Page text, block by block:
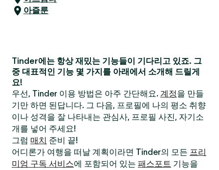
아즐룬
Tinder에는 항상 재밌는 기능들이 기다리고 있죠. 그
중 대표적인 기능 몇 가지를 아래에서 소개해 드릴게
요!
우선, Tinder 이용 방법은 아주 간단해요. 계정을 만들
기만 하면 된답니다. 그 다음, 프로필에 나의 평소 취향
이나 성격을 잘 나타내는 관심사, 프로필 사진, 자기소
개를 넣어 주세요!
그럼 매치 준비 끝!
어디론가 여행을 떠날 계획이라면 Tinder의 모든 프리
미엄 구독 서비스에 포함되어 있는 패스포트 기능을